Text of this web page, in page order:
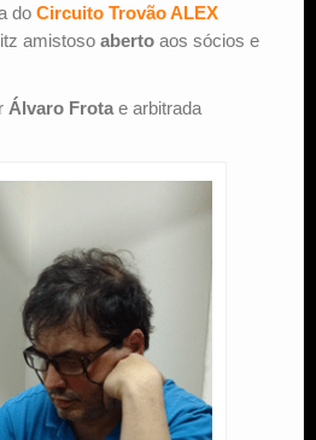
do Circuito Trovão ALEX
amistoso aberto aos sócios e
Álvaro Frota e arbitrada